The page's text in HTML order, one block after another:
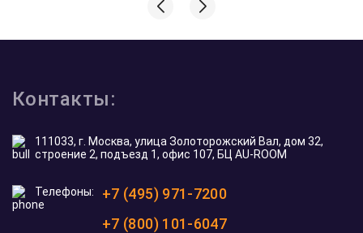
Контакты:
111033, г. Москва, улица Золоторожский Вал, дом 32,
строение 2, подъезд 1, офис 107, БЦ AU-ROOM
Телефоны:
+7 (495) 971-7200
+7 (800) 101-6047